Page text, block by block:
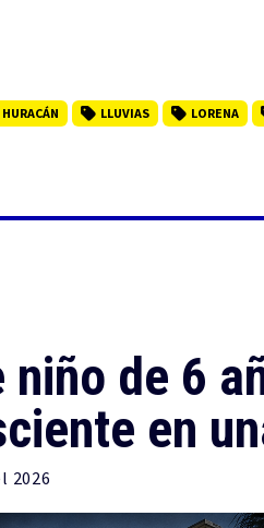
HURACÁN LLUVIAS LORENA
niño de 6
en
2026